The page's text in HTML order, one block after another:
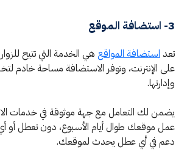
3- استضافة الموقع
تعداستضافة المواقع هي الخدمة التي تتيح
على الإنترنت، وتوفر الاستضافة مساحة خادم
وإدارتها.
يضمن لك التعامل مع جهة موثوقة في خدمات
عمل موقعك طوال أيام الأسبوع، دون تعطل أو
دعم في أي عطل يحدث لموقعك.